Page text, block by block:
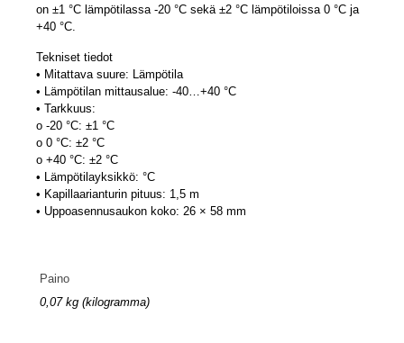
on ±1 °C lämpötilassa -20 °C sekä ±2 °C lämpötiloissa 0 °C ja
+40 °C.
Tekniset tiedot
• Mitattava suure: Lämpötila
• Lämpötilan mittausalue: -40…+40 °C
• Tarkkuus:
o -20 °C: ±1 °C
o 0 °C: ±2 °C
o +40 °C: ±2 °C
• Lämpötilayksikkö: °C
• Kapillaarianturin pituus: 1,5 m
• Uppoasennusaukon koko: 26 × 58 mm
Paino
0,07 kg (kilogramma)